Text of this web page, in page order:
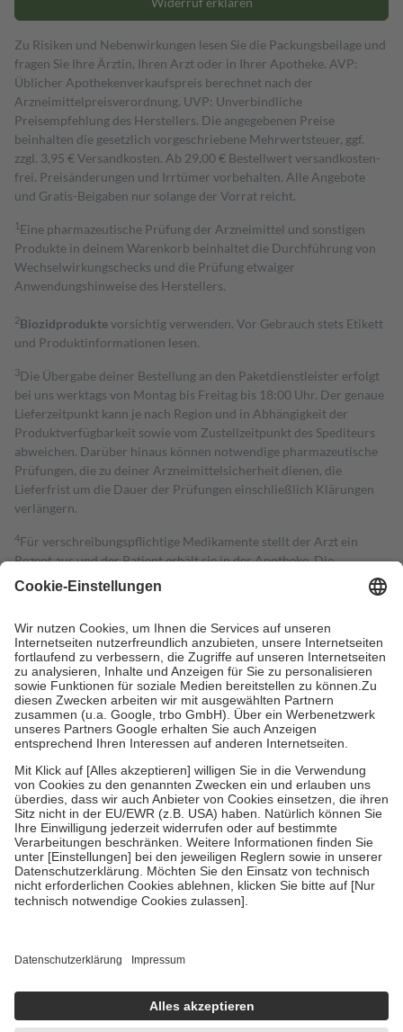
Zu Risiken und Nebenwirkungen lesen Sie die Packungsbeilage und
fragen Sie Ihre Ärztin, Ihren Arzt oder in Ihrer Apotheke. AVP:
Üblicher Apothekenverkaufspreis berechnet nach der
Arzneimittelpreisverordnung. UVP: Unverbindliche
Preisempfehlung des Herstellers. Die angegebenen Preise
beinhalten die gesetzlich vorgeschriebene Mehrwertsteuer, ggf.
zzgl. 3,95 € Versandkosten. Ab 29,00 € Bestell­wert versand­kosten­
frei. Preisänderungen und Irrtümer vorbehalten. Alle Angebote
und Gratis-Beigaben nur solange der Vorrat reicht.
1 Eine pharmazeutische Prüfung der Arzneimittel und sonstigen
Produkte in deinem Warenkorb beinhaltet die Durchführung von
Wechselwirkungschecks und die Prüfung etwaiger
Anwendungshinweise des Herstellers.
2Biozidproduktevorsichtig verwenden. Vor Gebrauch stets Etikett
und Produktinformationen lesen.
3Die Übergabe deiner Bestellung an den Paketdienstleister erfolgt
bei uns werktags von Montag bis Freitag bis 18:00 Uhr. Der genaue
Lieferzeitpunkt kann je nach Region und in Abhängigkeit der
Produktverfügbarkeit sowie vom Zustellzeitpunkt des Spediteurs
abweichen. Darüber hinaus können notwendige pharmazeutische
Prüfungen, die zu deiner Arzneimittelsicherheit dienen, die
Lieferfrist um die Dauer der Prüfungen einschließlich Klärungen
verlängern.
4Für verschreibungspflichtige Medikamente stellt der Arzt ein
Rezept aus und der Patient erhält sie in der Apotheke. Die
gesetzliche Krankenversicherung übernimmt in der Regel die
Kosten dafür, der Versicherte trägt einen Teil davon als Zuzahlung
Grundsätzlich leisten Mitglieder Zuzahlungen in Höhe von zehn
Prozent des Abgabepreises,mindestens jedochfünf Euround
höchstens zehn Euro.Es sind jedoch nie mehr als die tatsächlichen
Kosten der Leistung zu entrichten.
Diese Regeln gelten grundsätzlich auch für Online-Apotheken.
Bei Heilmitteln und häuslicher Krankenpflege beträgt die
Zuzahlung zehn Prozent der Kosten sowie zehn Euro je
Verordnung.
Um das Engagement der Versicherten für ihre eigene Gesundheit zu
stärken und die besondere Stellung der Familie zu unterstützen,
fallenkeine Zuzahlungenan bei:
• Kindern und Jugendlichen bis zum vollendeten 18. Lebensjahr
mit Ausnahme der Fahrkosten
• Untersuchungen zur Vorsorge und Früherkennung, die von der
GKV getragen werden
Einholung von Bewertungen. Trusted Shops hat Maßnahmen
getroffen, um sicherzustellen, dass es sich um echte Bewertungen
handelt. Mehr Informationen findest du hier: